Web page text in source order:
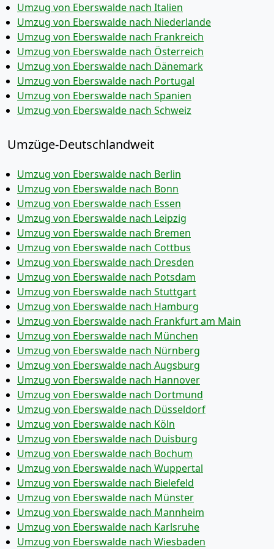
Umzug von Eberswalde nach Italien
Umzug von Eberswalde nach Niederlande
Umzug von Eberswalde nach Frankreich
Umzug von Eberswalde nach Österreich
Umzug von Eberswalde nach Dänemark
Umzug von Eberswalde nach Portugal
Umzug von Eberswalde nach Spanien
Umzug von Eberswalde nach Schweiz
Umzüge-Deutschlandweit
Umzug von Eberswalde nach Berlin
Umzug von Eberswalde nach Bonn
Umzug von Eberswalde nach Essen
Umzug von Eberswalde nach Leipzig
Umzug von Eberswalde nach Bremen
Umzug von Eberswalde nach Cottbus
Umzug von Eberswalde nach Dresden
Umzug von Eberswalde nach Potsdam
Umzug von Eberswalde nach Stuttgart
Umzug von Eberswalde nach Hamburg
Umzug von Eberswalde nach Frankfurt am Main
Umzug von Eberswalde nach München
Umzug von Eberswalde nach Nürnberg
Umzug von Eberswalde nach Augsburg
Umzug von Eberswalde nach Hannover
Umzug von Eberswalde nach Dortmund
Umzug von Eberswalde nach Düsseldorf
Umzug von Eberswalde nach Köln
Umzug von Eberswalde nach Duisburg
Umzug von Eberswalde nach Bochum
Umzug von Eberswalde nach Wuppertal
Umzug von Eberswalde nach Bielefeld
Umzug von Eberswalde nach Münster
Umzug von Eberswalde nach Mannheim
Umzug von Eberswalde nach Karlsruhe
Umzug von Eberswalde nach Wiesbaden